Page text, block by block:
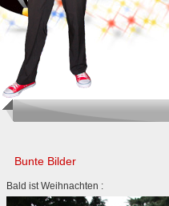
Bunte Bilder
Bald ist Weihnachten :